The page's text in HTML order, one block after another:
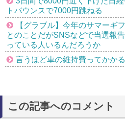
トバウンスで7000円跳ねる
【グラブル】今年のサマーギ
とのことだがSNSなどで当選報
っている人いるんだろうか
言うほど車の維持費ってかか
この記事へのコメント